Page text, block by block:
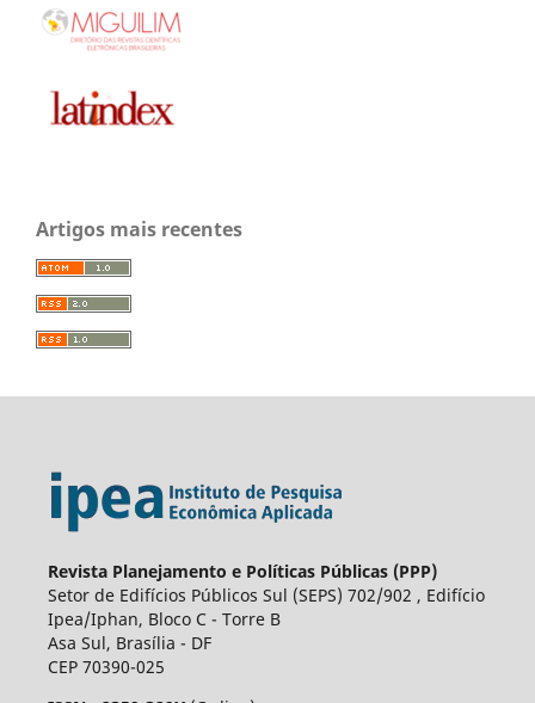
Artigos mais recentes
Revista Planejamento e Políticas Públicas (PPP)
Setor de Edifícios Públicos Sul (SEPS) 702/902 , Edifício
Ipea/Iphan, Bloco C - Torre B
Asa Sul, Brasília - DF
CEP 70390-025